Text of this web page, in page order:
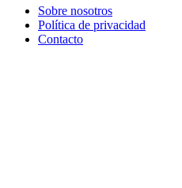
Sobre nosotros
Política de privacidad
Contacto